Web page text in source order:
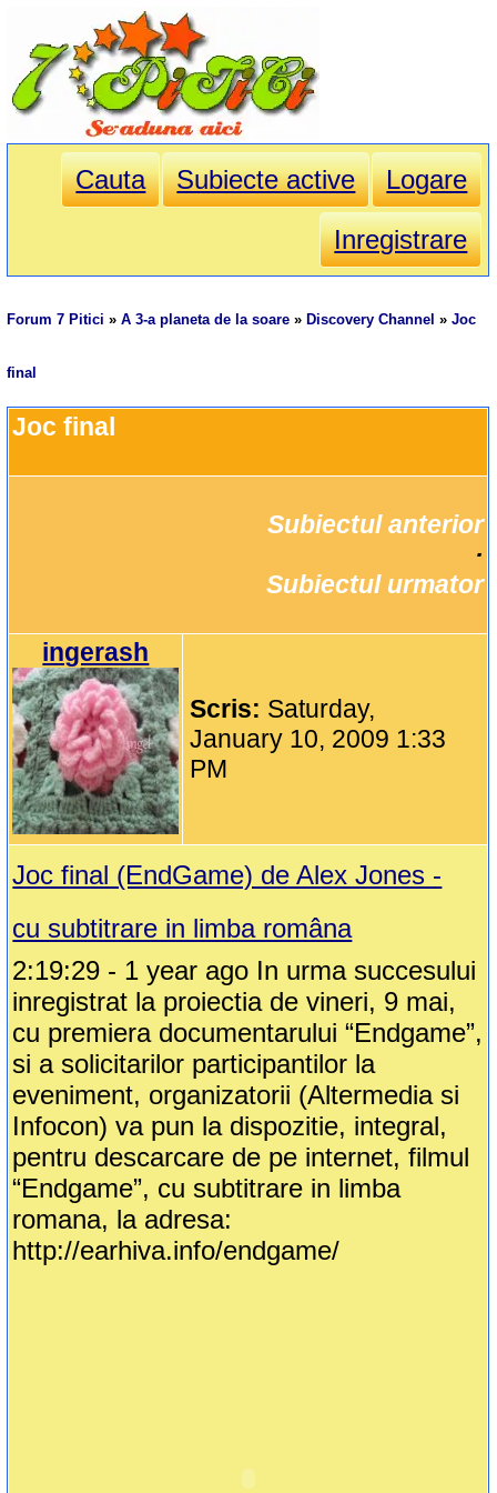
Cauta Subiecte active
Logare
Inregistrare
Forum 7 Pitici »A 3-a planeta de la soare » Discovery Channel »Joc
final
Joc final
Subiectul anterior
Subiectul urmator
ingerash
Scris: Saturday,
January 10, 2009 1:33
PM
Joc final (EndGame) de Alex Jones -
cu subtitrare in limba româna
2:19:29 - 1 year ago In urma succesului
inregistrat la proiectia de vineri, 9 mai,
cu premiera documentarului “Endgame”,
si a solicitarilor participantilor la
eveniment, organizatorii (Altermedia si
Infocon) va pun la dispozitie, integral,
pentru descarcare de pe internet, filmul
“Endgame”, cu subtitrare in limba
romana, la adresa:
http://earhiva.info/endgame/